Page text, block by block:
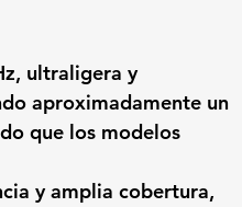
ultraligera y
aproximadamente un
que los modelos
y amplia cobertura,